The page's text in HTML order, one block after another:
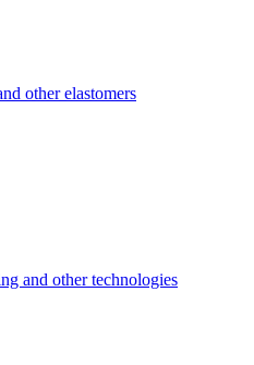
other elastomers
and other technologies